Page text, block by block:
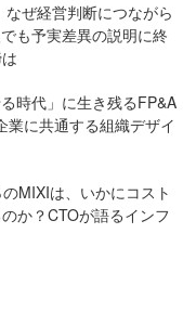
なぜ経営判断につながら
も予実差異の説明に終
時代」に生き残るFP&A
に共通する組織デザイ
MIXIは、いかにコスト
か？CTOが語るインフ